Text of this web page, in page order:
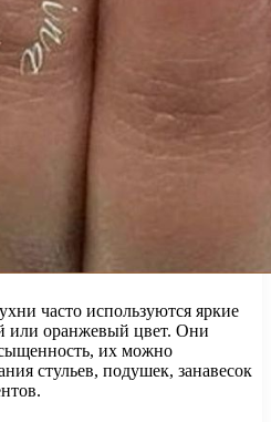
часто используются яркие
или оранжевый цвет. Они
их можно
стульев, подушек, занавесок